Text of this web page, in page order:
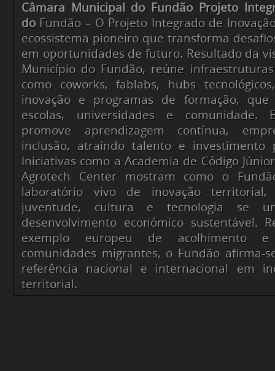
Câmara Municipal do Fundão Projeto
doFundão – O Projeto Integrado de
ecossistema pioneiro que transforma
em oportunidades de futuro. Resultado da
Município do Fundão, reúne
como coworks, fablabs, hubs
inovação e programas de formação, que
escolas, universidades e comunidade.
promove aprendizagem contínua,
inclusão, atraindo talento e
Iniciativas como a Academia de Código
Agrotech Center mostram como o
laboratório vivo de inovação territorial,
juventude, cultura e tecnologia se
desenvolvimento económico sustentável.
exemplo europeu de acolhimento
comunidades migrantes, o Fundão afirma-
referência nacional e internacional em
territorial.